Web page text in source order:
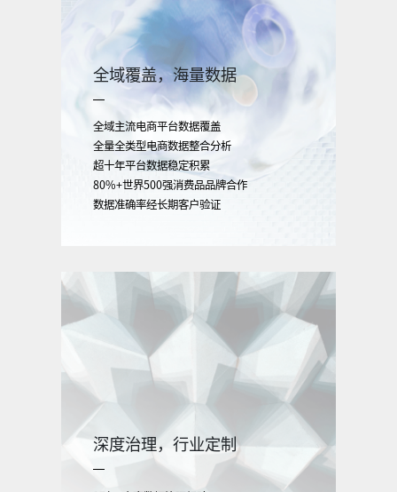
全域覆盖，海量数据
全域主流电商平台数据覆盖
全量全类型电商数据整合分析
超十年平台数据稳定积累
80%+世界500强消费品品牌合作
数据准确率经长期客户验证
深度治理，行业定制